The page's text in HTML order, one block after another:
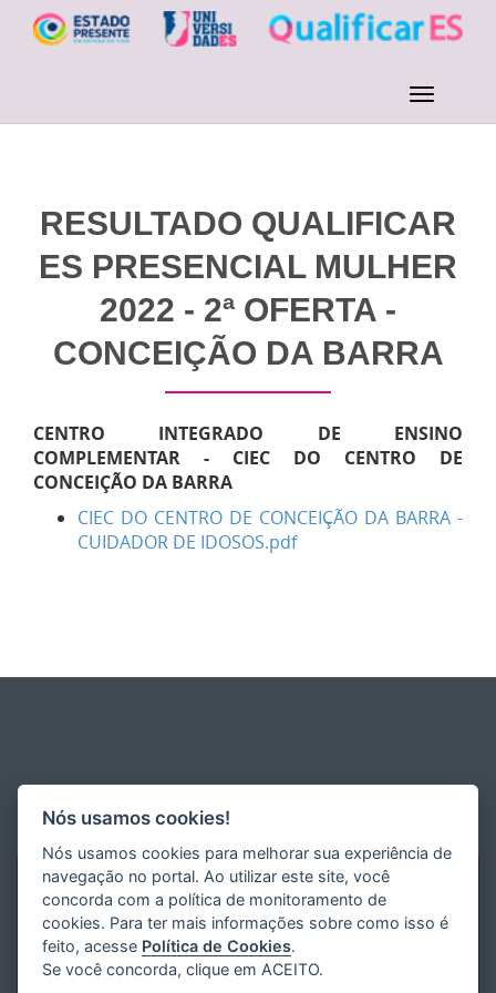
RESULTADO QUALIFICAR
ES PRESENCIAL MULHER
2022 - 2ª OFERTA -
CONCEIÇÃO DA BARRA
CENTRO INTEGRADO DE ENSINO
COMPLEMENTAR - CIEC DO CENTRO DE
CONCEIÇÃO DA BARRA
CIEC DO CENTRO DE CONCEIÇÃO DA BARRA -
CUIDADOR DE IDOSOS.pdf
Nós usamos cookies!
Nós usamos cookies para melhorar sua experiência de
navegação no portal. Ao utilizar este site, você
concorda com a política de monitoramento de
cookies. Para ter mais informações sobre como isso é
feito, acesse Política de Cookies.
Se você concorda, clique em ACEITO.